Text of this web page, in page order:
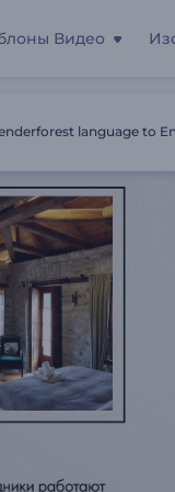
Видео
Эффективный
language to